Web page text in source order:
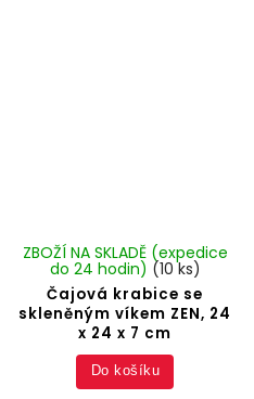
Čajová krabice se
skleněným víkem ZEN, 24
x 24 x 7 cm
ZBOŽÍ NA SKLADĚ (expedice
do 24 hodin) (10 ks)
Do košíku